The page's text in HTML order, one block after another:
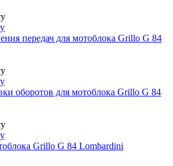
передач для мотоблока Grillo G 84
оборотов для мотоблока Grillo G 84
Grillo G 84 Lombardini